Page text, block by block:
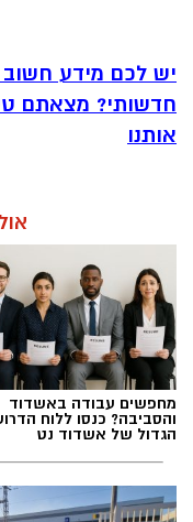
יש לכם מידע
חדשותי? מצאתם
אותנו
מחפשים עבודה באשדוד
והסביבה? כנסו ללוח
הגדול של אשדוד נט